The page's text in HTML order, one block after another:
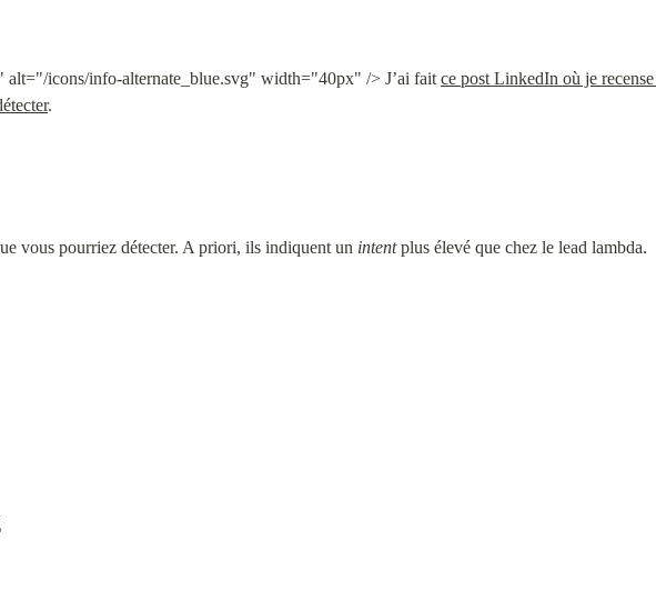
alt="/icons/info-alternate_blue.svg" width="40px" /> J’ai fait ce post LinkedIn où je
.
vous pourriez détecter. A priori, ils indiquent un intent plus élevé que chez le lead lambda.